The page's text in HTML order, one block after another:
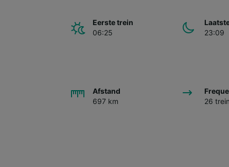
Eerste trein
06:25
23:09
Afstand
697 km
26